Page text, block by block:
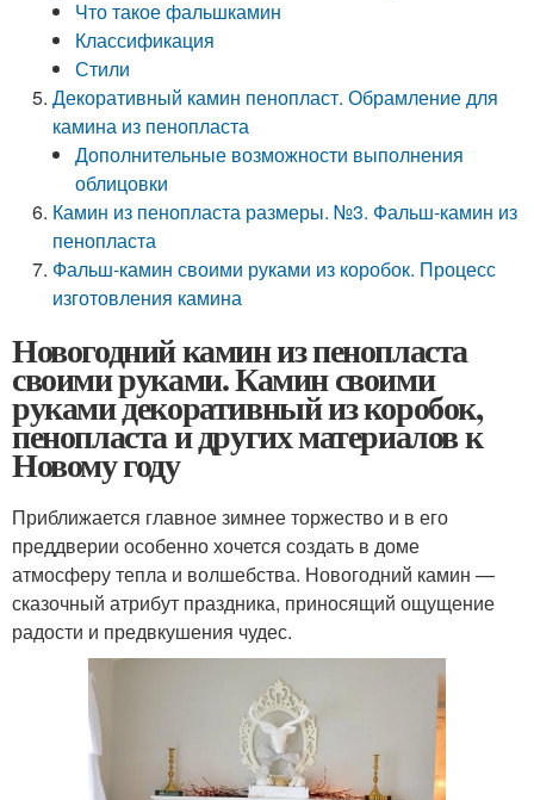
Что такое фальшкамин
Классификация
Стили
Декоративный камин пенопласт. Обрамление для
камина из пенопласта
Дополнительные возможности выполнения
облицовки
Камин из пенопласта размеры. №3. Фальш-камин из
пенопласта
Фальш-камин своими руками из коробок. Процесс
изготовления камина
Новогодний камин из пенопласта
своими руками. Камин своими
руками декоративный из коробок,
пенопласта и других материалов к
Новому году
Приближается главное зимнее торжество и в его
преддверии особенно хочется создать в доме
атмосферу тепла и волшебства. Новогодний камин —
сказочный атрибут праздника, приносящий ощущение
радости и предвкушения чудес.